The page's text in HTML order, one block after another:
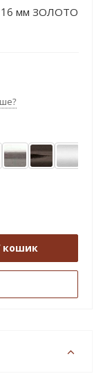
16 мм ЗОЛОТО
матове
Нержавіюча
ОніксСатин
кошик